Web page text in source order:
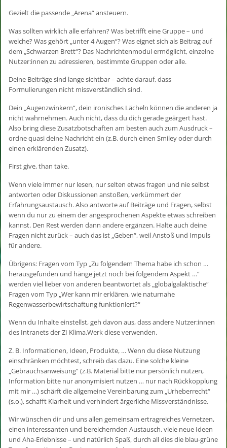
Gezielt die passende „Arena“ ansteuern.
Was sollten wirklich alle erfahren? Was betrifft eine Gruppe – und
welche? Was gehört „unter 4 Augen“? Was eignet sich als Beitrag auf
dem „Schwarzen Brett“? Das Nachrichtenmodul ermöglicht, einzelne
Nutzer:innen zu adressieren, bestimmte Gruppen oder alle.
Deine Beiträge sind lange sichtbar – achte darauf, dass
Formulierungen nicht missverständlich sind.
Dein „Augenzwinkern“, dein ironisches Lächeln können die anderen ja
nicht wahrnehmen. Auch nicht, dass du dich gerade geärgert hast.
Also bring diese Zusatzbotschaften am besten auch zum Ausdruck –
ordne quasi deine Nachricht ein (z.B. durch einen Smiley oder durch
einen erklärenden Zusatz).
First give, than take.
Wenn viele immer nur lesen, nur selten etwas fragen und nie selbst
antworten oder Diskussionen anstoßen, verkümmert der
Erfahrungsaustausch. Also antworte auf Beiträge und Fragen, selbst
wenn du nur zu einem der angesprochenen Aspekte etwas schreiben
kannst. Den Rest werden dann andere ergänzen. Halte auch deine
Fragen nicht zurück – auch das ist „Geben“, weil Anstoß und Impuls
für andere.
Übrigens: Fragen vom Typ „Zu folgendem Thema habe ich schon …
herausgefunden und hänge jetzt noch bei folgendem Aspekt …“
werden viel lieber von anderen beantwortet als „globalgalaktische“
Fragen vom Typ „Wer kann mir erklären, wie naturnahe
Regenwasserbewirtschaftung funktioniert?“
Wenn du Inhalte einstellst, geh davon aus, dass andere Nutzer:innen
des Intranets der ZI Klima.Werk diese verwenden.
Z. B. Informationen, Ideen, Produkte, … Wenn du diese Nutzung
einschränken möchtest, schreib das dazu. Eine solche kleine
„Gebrauchsanweisung“ (z.B. Material bitte nur persönlich nutzen,
Information bitte nur anonymisiert nutzen … nur nach Rückkopplung
mit mir …) schärft die allgemeine Vereinbarung zum „Urheberrecht“
(s.o.), schafft Klarheit und verhindert ärgerliche Missverständnisse.
Wir wünschen dir und uns allen gemeinsam ertragreiches Vernetzen,
einen interessanten und bereichernden Austausch, viele neue Ideen
und Aha-Erlebnisse – und natürlich Spaß, durch all dies die blau-grüne